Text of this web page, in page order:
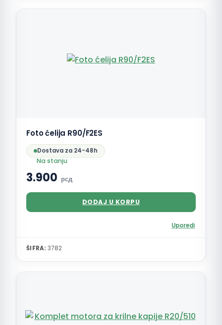
Foto ćelija R90/F2ES
Dostava za 24-48h
Na stanju
3.900 рсд
DODAJ U KORPU
Uporedi
ŠIFRA: 3782